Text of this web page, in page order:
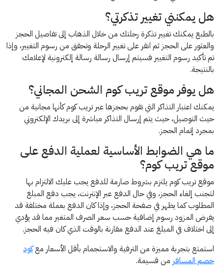
هل يمكنني تغيير تذكرتي؟
بالطبع يمكنك تغيير تذكرة رحلتك من خلال الذهاب إلى تفاصيل الحجز
والعثور على الحجز ثم انقر على تغيير الرحلة وتحقق من رسوم التغيير، وإذا
تم تأكيد رسوم التغيير فسيتم إرسال رسالة رسالة إلكترونية لإعلامك
بالنتيجة.
هل يوفر موقع تريب كوم الشحن المجاني؟
يمكنك اعتبار التذاكر التي تقوم بحجزها عبر تريب كوم كأنها مجانية من
حيث التوصيل، حيث يتم إرسال التذاكر مباشرة إلى بريدك الإلكتروني
بمجرد إتمام الحجز.
ما هي الضوابط الأساسية لعملية الدفع على
موقع تريب كوم؟
موقع تريب كوم يلتزم بشروط صارمة للدفع يجب عليك الالتزام بها
لتجنب إلغاء الحجز، وفي حال الدفع عبر الإنترنت، يجب دفع المبلغ
المطلوب كما يظهر في صفحة الحجز، وإذا كان الدفع بعملة مختلفة قد
يفرض المزود رسوم إضافية حسب سعر الصرف المتغير مما قد يؤدي
إلى اختلاف في المبلغ عند الدفع مقارنة بالوقت الذي كان فيه الحجز.
استمتع بتجربة مميزة من الترفية والاستجمام بأقل الأسعار معكود
خصم المسافر من قسيمة.